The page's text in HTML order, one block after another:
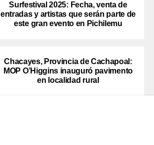
Surfestival 2025: Fecha, venta de
entradas y artistas que serán parte de
este gran evento en Pichilemu
Chacayes, Provincia de Cachapoal:
MOP O’Higgins inauguró pavimento
en localidad rural